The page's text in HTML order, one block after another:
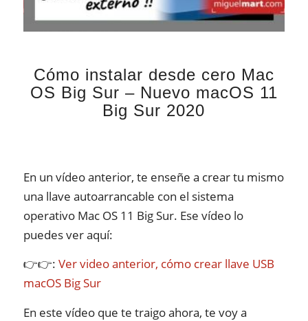
Cómo instalar desde cero Mac
OS Big Sur – Nuevo macOS 11
Big Sur 2020
En un vídeo anterior, te enseñe a crear tu mismo
una llave autoarrancable con el sistema
operativo Mac OS 11 Big Sur. Ese vídeo lo
puedes ver aquí:
👉👉: Ver video anterior, cómo crear llave USB
macOS Big Sur
En este vídeo que te traigo ahora, te voy a